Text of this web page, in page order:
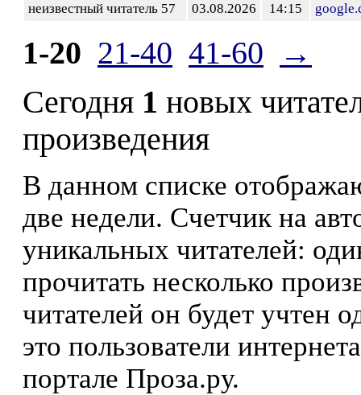
неизвестный читатель 57
03.08.2026 14:15
1-20 21-40 41-60
→
Сегодня 1 новых
произведения
В данном списке
две недели. Счетчик на
уникальных читателей:
прочитать несколько
читателей он будет учтен
это пользователи
портале Проза.ру.